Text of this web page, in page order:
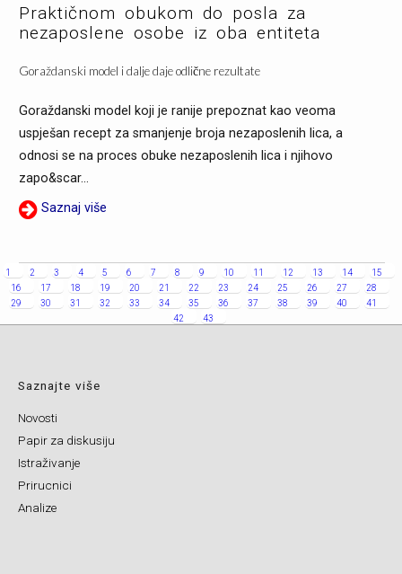
Praktičnom obukom do posla za
nezaposlene osobe iz oba entiteta
Goraždanski model i dalje daje odlične rezultate
Goraždanski model koji je ranije prepoznat kao veoma
uspješan recept za smanjenje broja nezaposlenih lica, a
odnosi se na proces obuke nezaposlenih lica i njihovo
zapo&scar...
Saznaj više
1 2 3 4 5 6 7 8 9 10 11 12 13 14
15
16
17 18 19 20 21 22 23 24 25 26 27
28
29
30 31 32 33 34 35 36 37 38 39 40
41
42
43
Saznajte više
Novosti
Papir za diskusiju
Istraživanje
Prirucnici
Analize